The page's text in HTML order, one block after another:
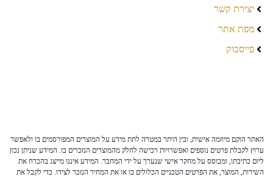
יצירת קשר
מפת אתר
פייסבוק
האתר הוקם מיוזמה אישית, ובין היתר במטרה לתת מידע על המוצרים המפורסמים בו ולאפשר
ערוץ לקבלת פרטים נוספים ואפשרויות רכישה לחלק מהמוצרים הנזכרים בו. המידע שניתן נכון
ליום כתיבתו, ומבוסס על מחקר אישי שנערך על ידי המחבר. המידע איננו מייצג בהכרח את
השירות, המוצר, את הפרטים הטכניים הכלולים בו או את המחיר הנזכר לצידו. כדי לקבל את